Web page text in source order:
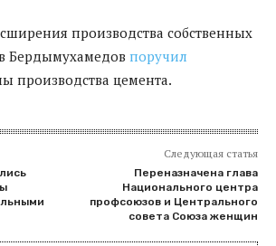
производства собственных
Бердымухамедов поручил
производства цемента.
Следующая статья
Переназначена глава
Национального центра
профсоюзов и Центрального
совета Союза женщин